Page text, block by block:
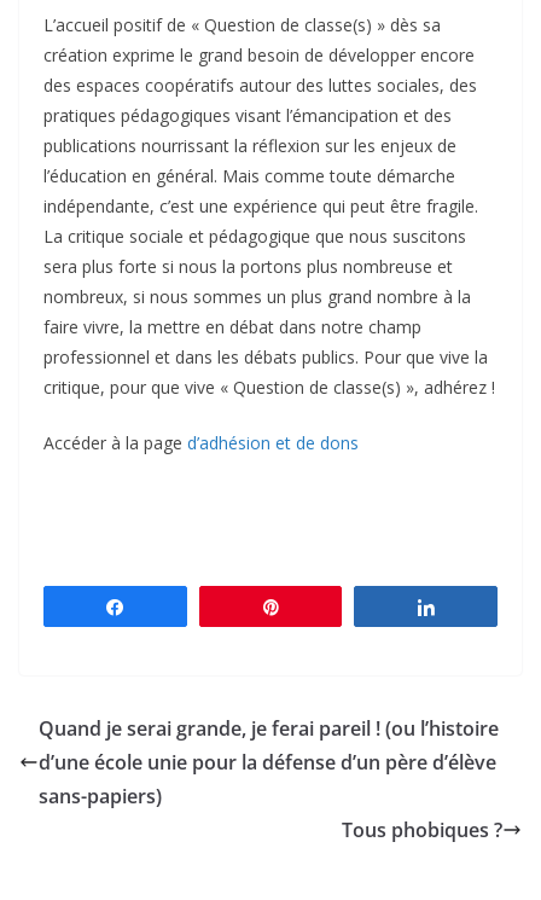
L’accueil positif de « Question de classe(s) » dès sa
création exprime le grand besoin de développer encore
des espaces coopératifs autour des luttes sociales, des
pratiques pédagogiques visant l’émancipation et des
publications nourrissant la réflexion sur les enjeux de
l’éducation en général. Mais comme toute démarche
indépendante, c’est une expérience qui peut être fragile.
La critique sociale et pédagogique que nous suscitons
sera plus forte si nous la portons plus nombreuse et
nombreux, si nous sommes un plus grand nombre à la
faire vivre, la mettre en débat dans notre champ
professionnel et dans les débats publics. Pour que vive la
critique, pour que vive « Question de classe(s) », adhérez !
Accéder à la page d’adhésion et de dons
Quand je serai grande, je ferai pareil ! (ou l’histoire
d’une école unie pour la défense d’un père d’élève
sans-papiers)
Tous phobiques ?